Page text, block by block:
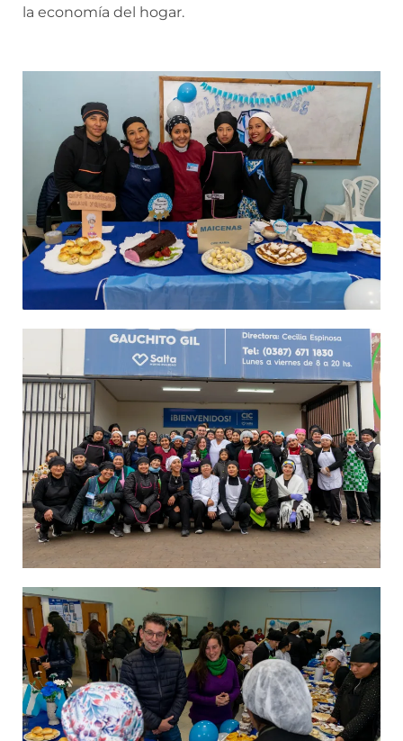
la economía del hogar.